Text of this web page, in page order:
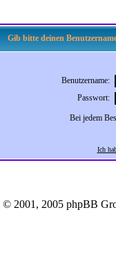
Gib bitte deinen
Benutzername:
Passwort:
Bei jedem
Ich
© 2001, 2005 phpBB